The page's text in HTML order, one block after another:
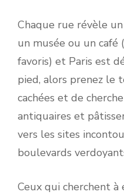
Chaque rue révèle
un musée ou un café
favoris) et Paris est
pied, alors prenez le
cachées et de
antiquaires et
vers les sites
boulevards
Ceux qui cherchent